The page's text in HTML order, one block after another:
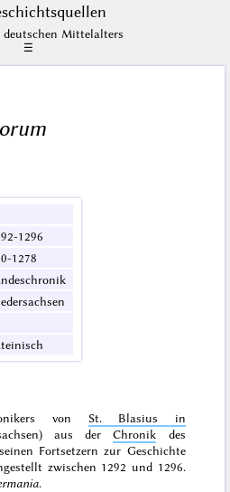
deutschen Mittelalters
☰
1296
1278
von St. Blasius in
aus derChronik des
Fortsetzern zur Geschichte
zwischen 1292 und 1296.
.